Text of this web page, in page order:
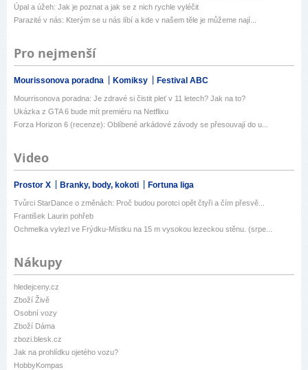
Úpal a úžeh: Jak je poznat a jak se z nich rychle vyléčit
Parazité v nás: Kterým se u nás líbí a kde v našem těle je můžeme nají...
Pro nejmenší
Mourissonova poradna Komiksy Festival ABC
Mourrisonova poradna: Je zdravé si čistit pleť v 11 letech? Jak na to?
Ukázka z GTA 6 bude mít premiéru na Netflixu
Forza Horizon 6 (recenze): Oblíbené arkádové závody se přesouvají do u...
Video
Prostor X Branky, body, kokoti Fortuna liga
Tvůrci StarDance o změnách: Proč budou porotci opět čtyři a čím přesvě...
František Laurin pohřeb
Ochmelka vylezl ve Frýdku-Místku na 15 m vysokou lezeckou stěnu. (srpe...
Nákupy
hledejceny.cz
Zboží Živě
Osobní vozy
Zboží Dáma
zbozi.blesk.cz
Jak na prohlídku ojetého vozu?
HobbyKompas